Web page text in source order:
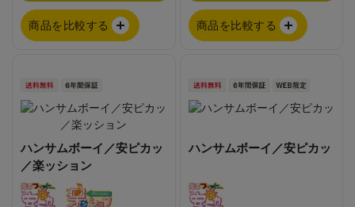
商品を比較する 商品を比較する
ハンサムボーイ／安ピカッ
／楽ッション
ハンサムボーイ／安ピカッ